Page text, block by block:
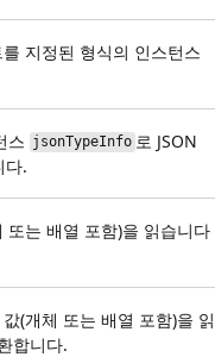
지정된 형식의 인스턴스
스 jsonTypeInfo 로 JSON
다.
또는 배열 포함)을 읽습니다
(개체 또는 배열 포함)을 읽
합니다.